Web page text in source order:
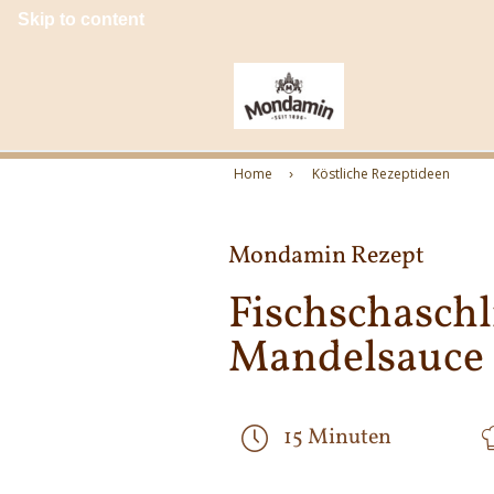
Skip to content
Home Köstliche Rezeptideen
Mondamin Rezept
Mandelsauce
15 Minuten